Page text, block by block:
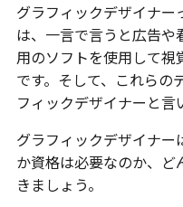
グラフィックデザイナー
は、一言で言うと広告
用のソフトを使用して視
です。そして、これらの
フィックデザイナーと言
グラフィックデザイナー
か資格は必要なのか、
きましょう。